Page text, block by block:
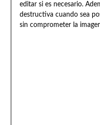
editar si es necesario.
destructiva cuando sea
sin comprometer la